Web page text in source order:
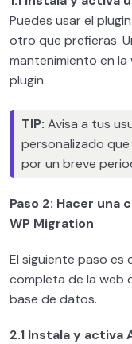
Cómo Facturar
diseñador web
Cómo conseguir
Cómo utilizar la IA
Cómo externalizar
Proyectos
Velocidad de carga
MASTERCLASS
Comunidades y
Puedes usar el plugin
otro que prefieras.
mantenimiento en
plugin.
TIP: Avisa a tus
personalizado
por un breve
Paso 2: Hacer
WP Migration
El siguiente paso es
completa de la web
base de datos.
2.1 Instala y activa